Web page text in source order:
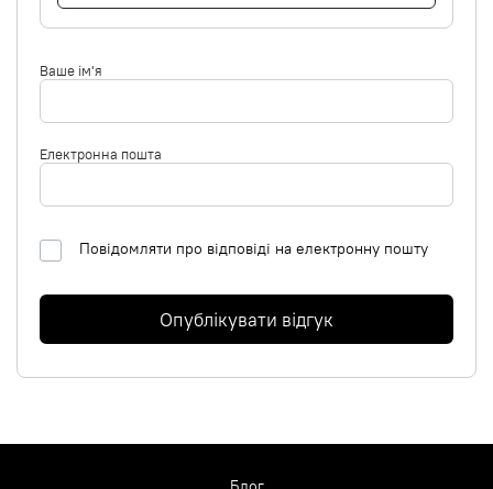
Ваше ім'я
Електронна пошта
Повідомляти про відповіді на електронну пошту
Опублікувати відгук